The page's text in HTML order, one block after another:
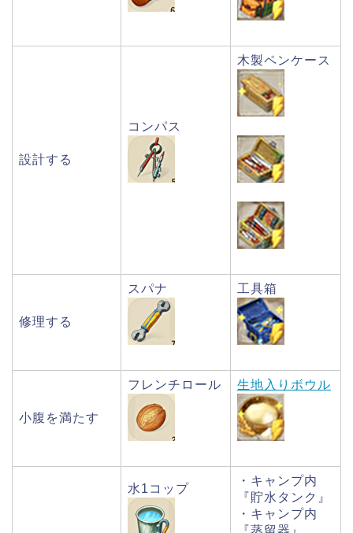
設計する
コンパス
木製ペンケース
修理する
スパナ 工具箱
小腹を満たす
フレンチロール 生地入りボウル
水1コップ
・キャンプ内
『貯水タンク』
・キャンプ内
『蒸留器』